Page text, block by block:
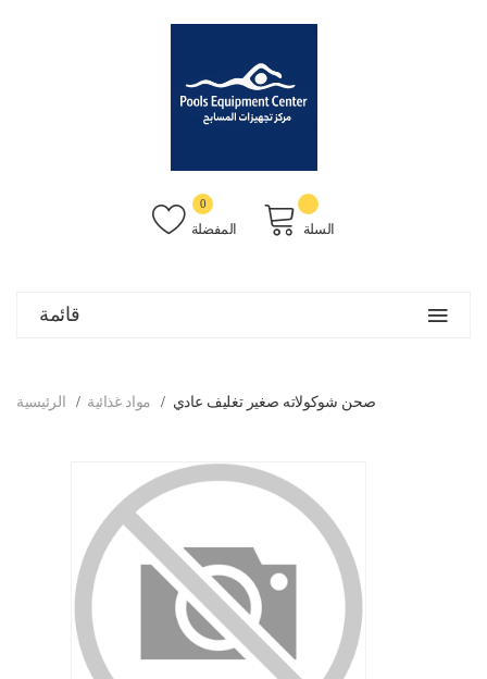
المفضلة
0
السلة
قائمة
الرئيسية مواد غذائية صحن شوكولاته صغير تغليف عادي